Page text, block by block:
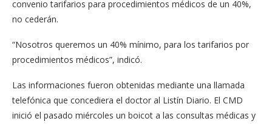
convenio tarifarios para procedimien­tos médicos de un 40%,
no cederán.
“Nosotros queremos un 40% mínimo, para los tari­farios por
procedimientos médicos”, indicó.
Las informaciones fue­ron obtenidas mediante una llamada
telefónica que concediera el doctor al Lis­tín Diario. El CMD
inició el pasado miércoles un boicot a las consultas médicas y